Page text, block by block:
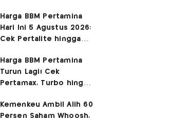
Harga BBM Pertamina
Hari Ini 5 Agustus 2026:
Cek Pertalite hingga
Turun
Harga BBM Pertamina
Turun Lagi! Cek
Pertamax, Turbo hingga
Agustus 2026
Kemenkeu Ambil Alih 60
Persen Saham Whoosh,